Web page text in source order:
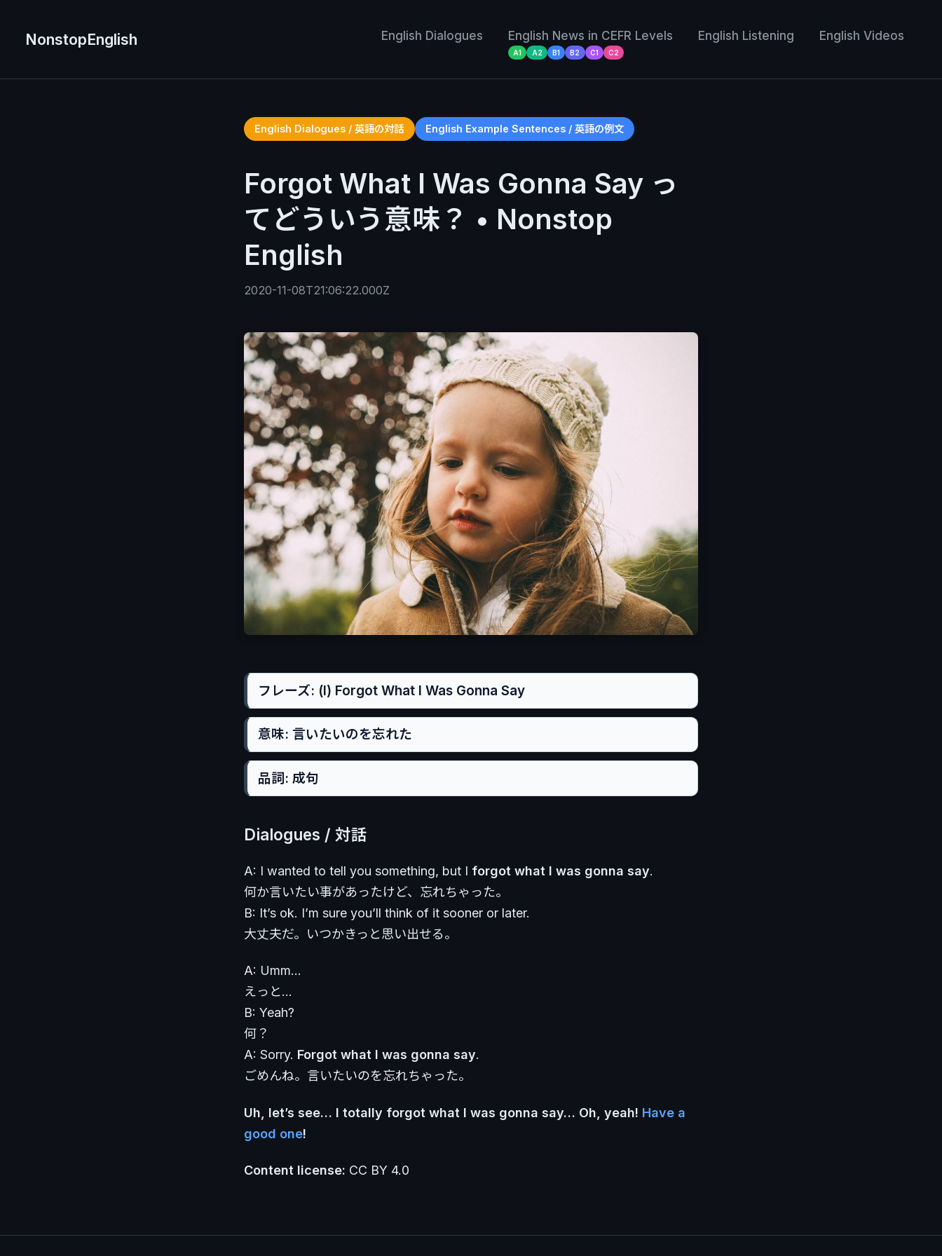
NonstopEnglish English Dialogues English News in CEFR Levels
A1 A2 B1 B2 C1 C2
English Listening English Videos
English Dialogues / 英語の対話 English Example Sentences / 英語の例文
Forgot What I Was Gonna Say っ
てどういう意味？ • Nonstop
English
2020-11-08T21:06:22.000Z
フレーズ: (I) Forgot What I Was Gonna Say
意味: 言いたいのを忘れた
品詞: 成句
Dialogues / 対話
A: I wanted to tell you something, but I forgot what I was gonna say.
何か言いたい事があったけど、忘れちゃった。
B: It’s ok. I’m sure you’ll think of it sooner or later.
大丈夫だ。いつかきっと思い出せる。
A: Umm…
えっと…
B: Yeah?
何？
A: Sorry. Forgot what I was gonna say.
ごめんね。言いたいのを忘れちゃった。
Uh, let’s see… I totally forgot what I was gonna say… Oh, yeah! Have a
good one!
Content license: CC BY 4.0